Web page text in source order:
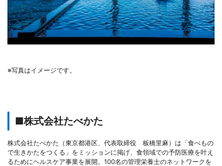
※写真はイメージです。
■株式会社たべかた
株式会社たべかた（東京都港区、代表取締役 板橋里麻）は「食べもの
で生きかたをつくる」をミッションに掲げ、食領域での予防医療を叶え
るためにヘルスケア事業を展開。100名の管理栄養士のネットワークを